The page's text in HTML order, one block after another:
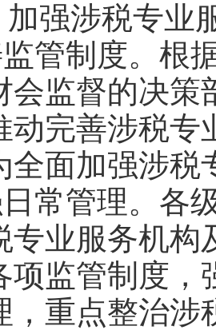
加强涉税专业
管制度。根
会监督的决策
动完善涉税专
全面加强涉税
常管理。各
专业服务机构
项监管制度，
，重点整治涉